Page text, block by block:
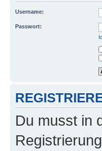
Username:
Passwort:
Du musst in